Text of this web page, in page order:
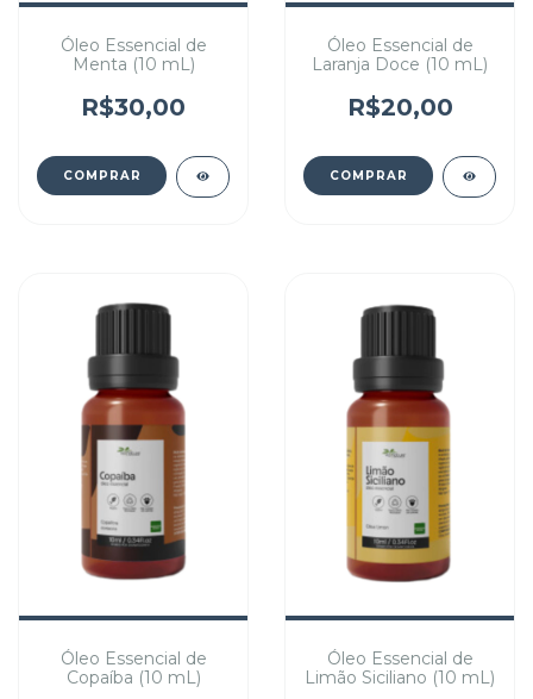
Óleo Essencial de
Menta (10 mL)
R$30,00
Óleo Essencial de
Laranja Doce (10 mL)
R$20,00
Óleo Essencial de
Copaíba (10 mL)
Óleo Essencial de
Limão Siciliano (10 mL)